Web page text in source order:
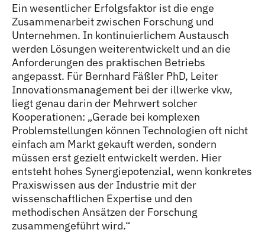
Ein wesentlicher Erfolgsfaktor ist die enge
Zusammenarbeit zwischen Forschung und
Unternehmen. In kontinuierlichem Austausch
werden Lösungen weiterentwickelt und an die
Anforderungen des praktischen Betriebs
angepasst. Für Bernhard Fäßler PhD, Leiter
Innovationsmanagement bei der illwerke vkw,
liegt genau darin der Mehrwert solcher
Kooperationen: „Gerade bei komplexen
Problemstellungen können Technologien oft nicht
einfach am Markt gekauft werden, sondern
müssen erst gezielt entwickelt werden. Hier
entsteht hohes Synergiepotenzial, wenn konkretes
Praxiswissen aus der Industrie mit der
wissenschaftlichen Expertise und den
methodischen Ansätzen der Forschung
zusammengeführt wird.“